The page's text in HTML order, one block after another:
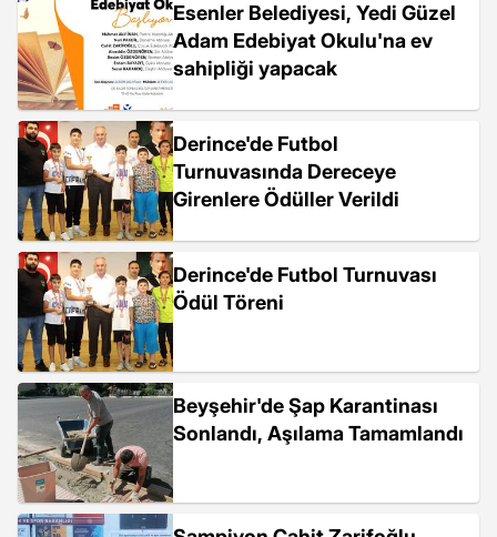
Esenler Belediyesi, Yedi Güzel
Adam Edebiyat Okulu'na ev
sahipliği yapacak
Derince'de Futbol
Turnuvasında Dereceye
Girenlere Ödüller Verildi
Derince'de Futbol Turnuvası
Ödül Töreni
Beyşehir'de Şap Karantinası
Sonlandı, Aşılama Tamamlandı